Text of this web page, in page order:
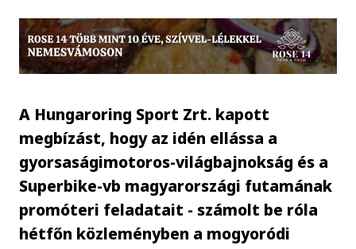
A Hungaroring Sport Zrt. kapott
megbízást, hogy az idén ellássa a
gyorsaságimotoros-világbajnokság és a
Superbike-vb magyarországi futamának
promóteri feladatait - számolt be róla
hétfőn közleményben a mogyoródi